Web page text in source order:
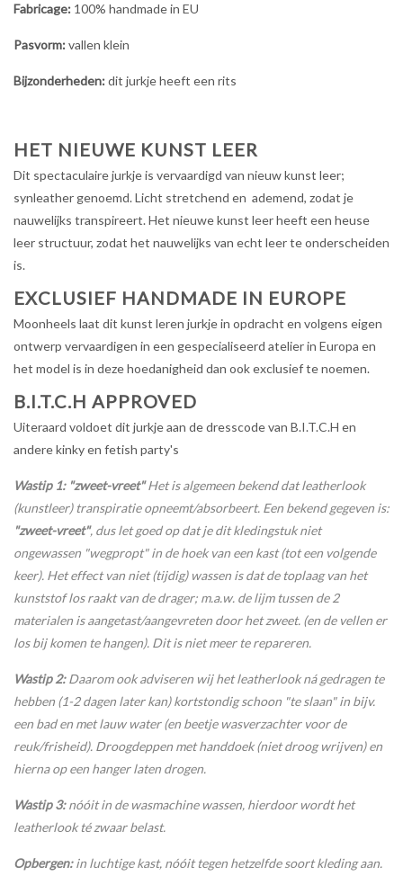
Fabricage: 100% handmade in EU
Pasvorm:vallen klein
Bijzonderheden:dit jurkje heeft een rits
HET NIEUWE KUNST LEER
Dit spectaculaire jurkje is vervaardigd van nieuw kunst leer;
synleather genoemd. Licht stretchend en ademend, zodat je
nauwelijks transpireert. Het nieuwe kunst leer heeft een heuse
leer structuur, zodat het nauwelijks van echt leer te onderscheiden
is.
EXCLUSIEF HANDMADE IN EUROPE
Moonheels laat dit kunst leren jurkje in opdracht en volgens eigen
ontwerp vervaardigen in een gespecialiseerd atelier in Europa en
het model is in deze hoedanigheid dan ook exclusief te noemen.
B.I.T.C.H APPROVED
Uiteraard voldoet dit jurkje aan de dresscode van B.I.T.C.H en
andere kinky en fetish party's
Wastip 1: "zweet-vreet"Het is algemeen bekend dat leatherlook
(kunstleer) transpiratie opneemt/absorbeert. Een bekend gegeven is:
"zweet-vreet", dus let goed op dat je dit kledingstuk niet
ongewassen "wegpropt" in de hoek van een kast (tot een volgende
keer). Het effect van niet (tijdig) wassen is dat de toplaag van het
kunststof los raakt van de drager; m.a.w. de lijm tussen de 2
materialen is aangetast/aangevreten door het zweet. (en de vellen er
los bij komen te hangen). Dit is niet meer te repareren.
Wastip 2:Daarom ook adviseren wij het leatherlook ná gedragen te
hebben (1-2 dagen later kan) kortstondig schoon "te slaan" in bijv.
een bad en met lauw water (en beetje wasverzachter voor de
reuk/frisheid). Droogdeppen met handdoek (niet droog wrijven) en
hierna op een hanger laten drogen.
Wastip 3:nóóit in de wasmachine wassen, hierdoor wordt het
leatherlook té zwaar belast.
Opbergen:in luchtige kast, nóóit tegen hetzelfde soort kleding aan.